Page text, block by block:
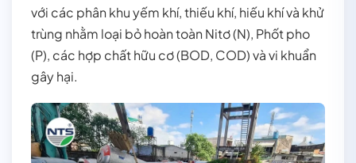
với các phân khu yếm khí, thiếu khí, hiếu khí và khử
trùng nhằm loại bỏ hoàn toàn Nitơ (N), Phốt pho
(P), các hợp chất hữu cơ (BOD, COD) và vi khuẩn
gây hại.